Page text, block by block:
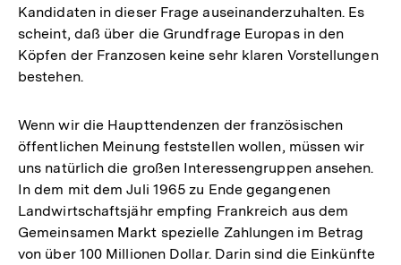
Kandidaten in dieser Frage auseinanderzuhalten. Es
scheint, daß über die Grundfrage Europas in den
Köpfen der Franzosen keine sehr klaren Vorstellungen
bestehen.
Wenn wir die Haupttendenzen der französischen
öffentlichen Meinung feststellen wollen, müssen wir
uns natürlich die großen Interessengruppen ansehen.
In dem mit dem Juli 1965 zu Ende gegangenen
Landwirtschaftsjähr empfing Frankreich aus dem
Gemeinsamen Markt spezielle Zahlungen im Betrag
von über 100 Millionen Dollar. Darin sind die Einkünfte